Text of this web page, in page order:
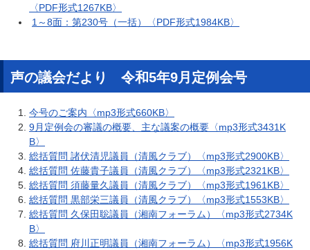
〈PDF形式1267KB〉
1～8面：第230号（一括）〈PDF形式1984KB〉
声の議会だより 令和5年9月定例会号
今号のご案内〈mp3形式660KB〉
9月定例会の審議の概要、主な議案の概要〈mp3形式3431K
B〉
総括質問 諸伏清児議員（清風クラブ）〈mp3形式2900KB〉
総括質問 佐藤貴子議員（清風クラブ）〈mp3形式2321KB〉
総括質問 須藤量久議員（清風クラブ）〈mp3形式1961KB〉
総括質問 黒部栄三議員（清風クラブ）〈mp3形式1553KB〉
総括質問 久保田聡議員（湘南フォーラム）〈mp3形式2734K
B〉
総括質問 府川正明議員（湘南フォーラム）〈mp3形式1956K